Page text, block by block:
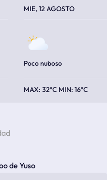
MIE, 12 AGOSTO
Poco nuboso
32ºC 16ºC
de Yuso